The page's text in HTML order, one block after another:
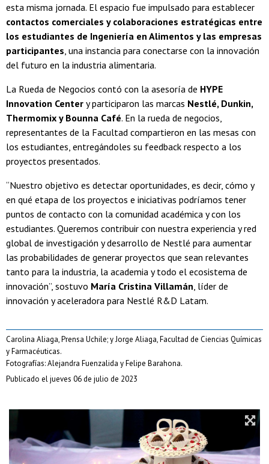
esta misma jornada. El espacio fue impulsado para establecer
contactos comerciales y colaboraciones estratégicas entre
los estudiantes de Ingeniería en Alimentos y las empresas
participantes , una instancia para conectarse con la innovación
del futuro en la industria alimentaria.
La Rueda de Negocios contó con la asesoría de HYPE
Innovation Center y participaron las marcas Nestlé, Dunkin,
Thermomix y Bounna Café. En la rueda de negocios,
representantes de la Facultad compartieron en las mesas con
los estudiantes, entregándoles su feedback respecto a los
proyectos presentados.
“Nuestro objetivo es detectar oportunidades, es decir, cómo y
en qué etapa de los proyectos e iniciativas podríamos tener
puntos de contacto con la comunidad académica y con los
estudiantes. Queremos contribuir con nuestra experiencia y red
global de investigación y desarrollo de Nestlé para aumentar
las probabilidades de generar proyectos que sean relevantes
tanto para la industria, la academia y todo el ecosistema de
innovación”, sostuvo María Cristina Villamán , líder de
innovación y aceleradora para Nestlé R&D Latam.
Carolina Aliaga, Prensa Uchile; y Jorge Aliaga, Facultad de Ciencias Químicas
y Farmacéuticas.
Fotografías: Alejandra Fuenzalida y Felipe Barahona.
Publicado el jueves 06 de julio de 2023